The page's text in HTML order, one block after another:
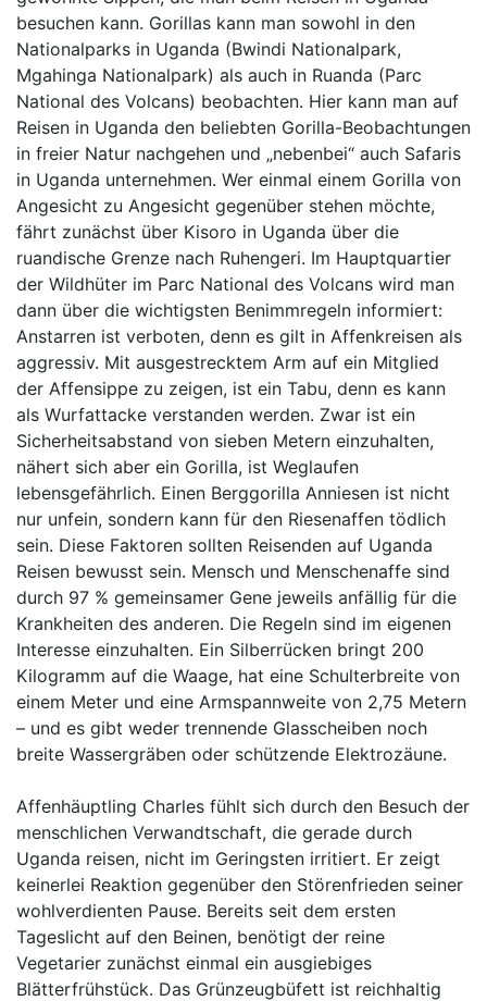
besuchen kann. Gorillas kann man sowohl in den
Nationalparks in Uganda (Bwindi Nationalpark,
Mgahinga Nationalpark) als auch in Ruanda (Parc
National des Volcans) beobachten. Hier kann man auf
Reisen in Uganda den beliebten Gorilla-Beobachtungen
in freier Natur nachgehen und „nebenbei“ auch Safaris
in Uganda unternehmen. Wer einmal einem Gorilla von
Angesicht zu Angesicht gegenüber stehen möchte,
fährt zunächst über Kisoro in Uganda über die
ruandische Grenze nach Ruhengeri. Im Hauptquartier
der Wildhüter im Parc National des Volcans wird man
dann über die wichtigsten Benimmregeln informiert:
Anstarren ist verboten, denn es gilt in Affenkreisen als
aggressiv. Mit ausgestrecktem Arm auf ein Mitglied
der Affensippe zu zeigen, ist ein Tabu, denn es kann
als Wurfattacke verstanden werden. Zwar ist ein
Sicherheitsabstand von sieben Metern einzuhalten,
nähert sich aber ein Gorilla, ist Weglaufen
lebensgefährlich. Einen Berggorilla Anniesen ist nicht
nur unfein, sondern kann für den Riesenaffen tödlich
sein. Diese Faktoren sollten Reisenden auf Uganda
Reisen bewusst sein. Mensch und Menschenaffe sind
durch 97 % gemeinsamer Gene jeweils anfällig für die
Krankheiten des anderen. Die Regeln sind im eigenen
Interesse einzuhalten. Ein Silberrücken bringt 200
Kilogramm auf die Waage, hat eine Schulterbreite von
einem Meter und eine Armspannweite von 2,75 Metern
– und es gibt weder trennende Glasscheiben noch
breite Wassergräben oder schützende Elektrozäune.
Affenhäuptling Charles fühlt sich durch den Besuch der
menschlichen Verwandtschaft, die gerade durch
Uganda reisen, nicht im Geringsten irritiert. Er zeigt
keinerlei Reaktion gegenüber den Störenfrieden seiner
wohlverdienten Pause. Bereits seit dem ersten
Tageslicht auf den Beinen, benötigt der reine
Vegetarier zunächst einmal ein ausgiebiges
Blätterfrühstück. Das Grünzeugbüfett ist reichhaltig